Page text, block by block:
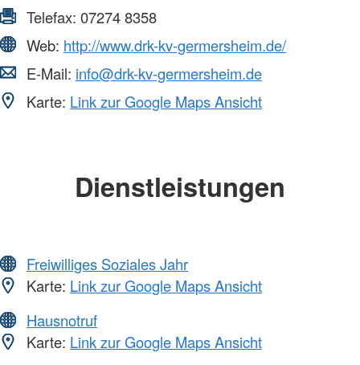
Telefax: 07274 8358
Web: http://www.drk-kv-germersheim.de/
E-Mail: info@drk-kv-germersheim.de
Karte: Link zur Google Maps Ansicht
Dienstleistungen
Freiwilliges Soziales Jahr
Karte: Link zur Google Maps Ansicht
Hausnotruf
Karte: Link zur Google Maps Ansicht